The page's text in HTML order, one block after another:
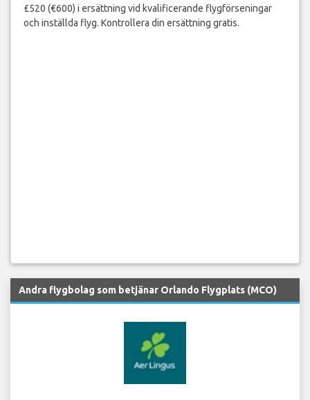
£520 (€600) i ersättning vid kvalificerande flygförseningar
och inställda flyg. Kontrollera din ersättning gratis.
Andra flygbolag som betjänar Orlando Flygplats (MCO)